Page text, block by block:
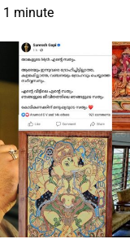
minute